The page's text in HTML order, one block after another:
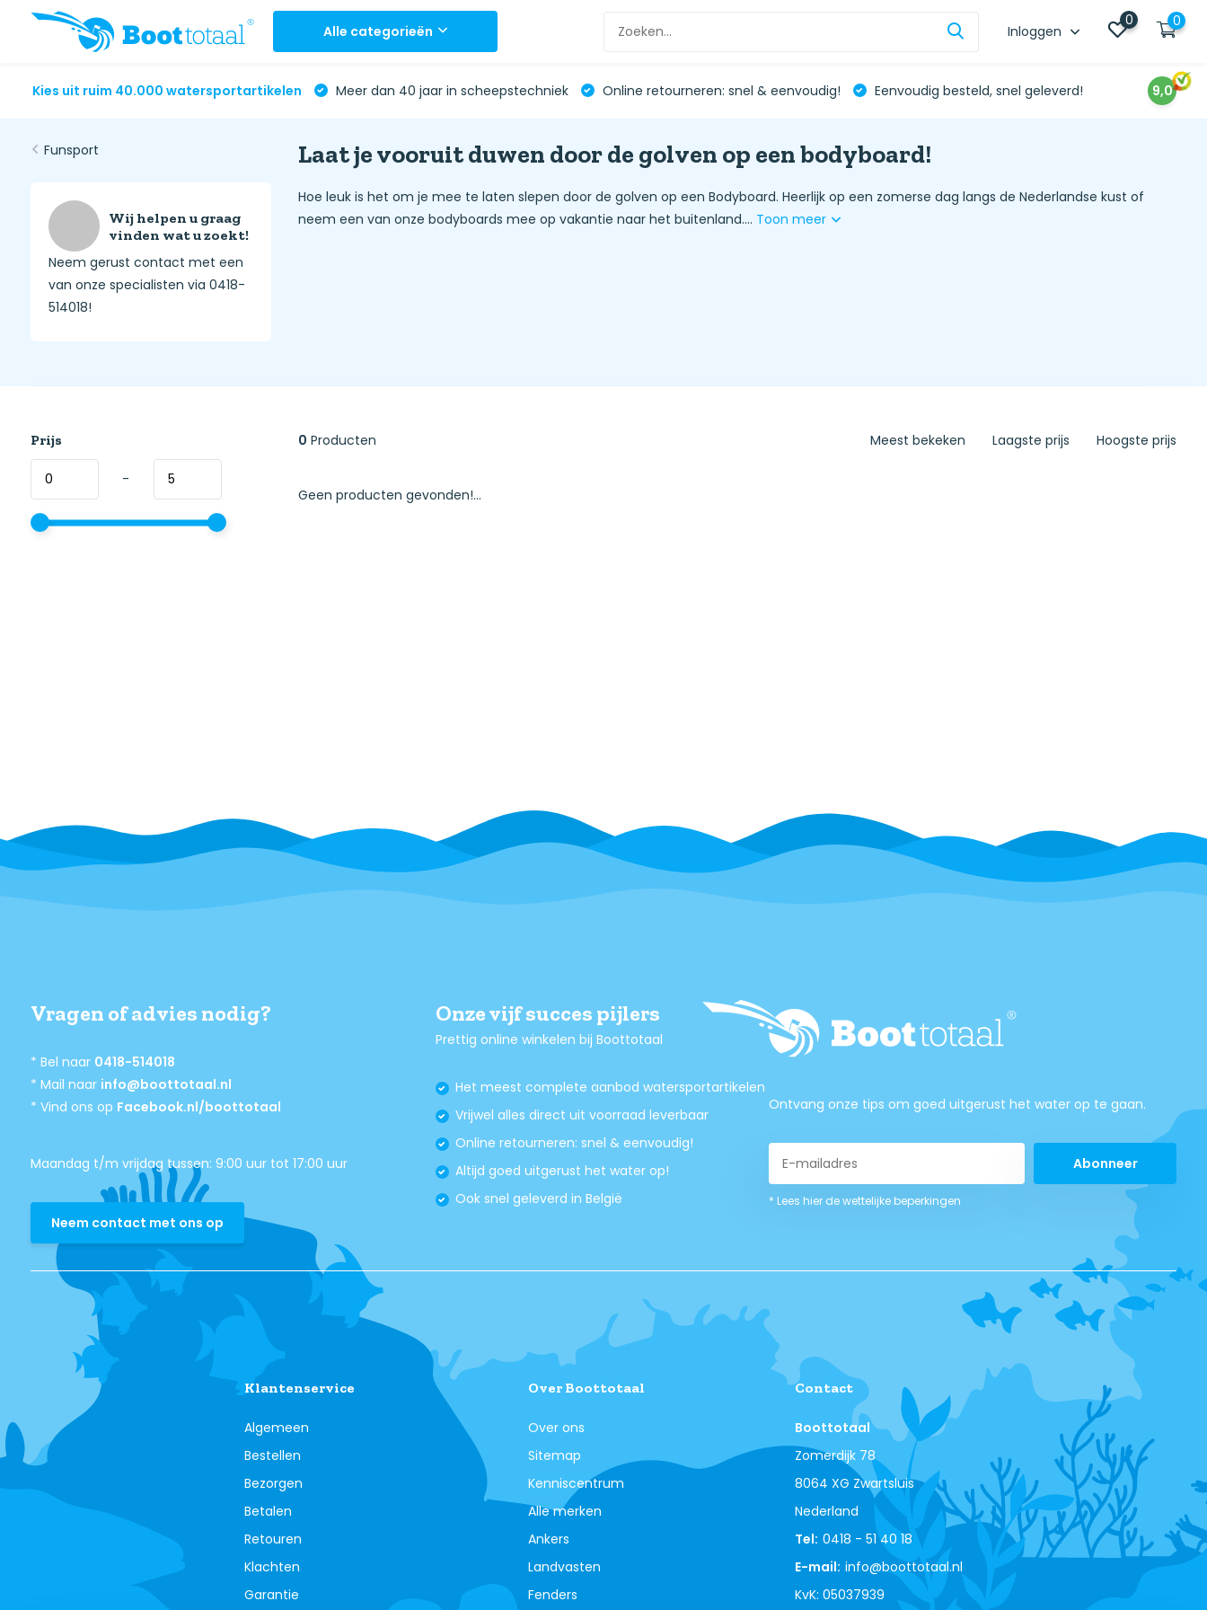
Alle categorieën Inloggen
0 0
Kies uit ruim 40.000 watersportartikelen Meer dan 40 jaar in scheepstechniek Online retourneren: snel & eenvoudig! Eenvoudig besteld, snel geleverd! 9,0
Funsport
Wij helpen u graag
vinden wat u zoekt!
Neem gerust contact met een
van onze specialisten via 0418-
514018!
Laat je vooruit duwen door de golven op een bodyboard!
Hoe leuk is het om je mee te laten slepen door de golven op een Bodyboard. Heerlijk op een zomerse dag langs de Nederlandse kust of
neem een van onze bodyboards mee op vakantie naar het buitenland.... Toon meer
Prijs
-
0 Producten Meest bekeken Laagste prijs Hoogste prijs
Geen producten gevonden!...
Vragen of advies nodig?
* Bel naar 0418-514018
* Mail naar info@boottotaal.nl
* Vind ons op Facebook.nl/boottotaal
Maandag t/m vrijdag tussen: 9:00 uur tot 17:00 uur
Neem contact met ons op
Onze vijf succes pijlers
Prettig online winkelen bij Boottotaal
Het meest complete aanbod watersportartikelen
Vrijwel alles direct uit voorraad leverbaar
Online retourneren: snel & eenvoudig!
Altijd goed uitgerust het water op!
Ook snel geleverd in België
Ontvang onze tips om goed uitgerust het water op te gaan.
Abonneer
* Lees hier de wettelijke beperkingen
Klantenservice
Algemeen
Bestellen
Bezorgen
Betalen
Retouren
Klachten
Garantie
Over Boottotaal
Over ons
Sitemap
Kenniscentrum
Alle merken
Ankers
Landvasten
Fenders
Contact
Boottotaal
Zomerdijk 78
8064 XG Zwartsluis
Nederland
Tel: 0418 - 51 40 18
E-mail: info@boottotaal.nl
KvK: 05037939